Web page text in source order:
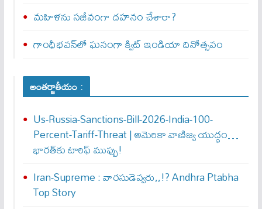
మహిళను సజీవంగా దహనం చేశారా?
గాంధీభవన్‌లో ఘనంగా క్విట్‌ ఇండియా దినోత్సవం
అంతర్జాతీయం :
Us-Russia-Sanctions-Bill-2026-India-100-
Percent-Tariff-Threat | అమెరికా వాణిజ్య యుద్ధం…
భారత్‌కు టారిఫ్ ముప్పు!
Iran-Supreme : వార‌సుడెవ్వ‌రు,,!? Andhra Ptabha
Top Story